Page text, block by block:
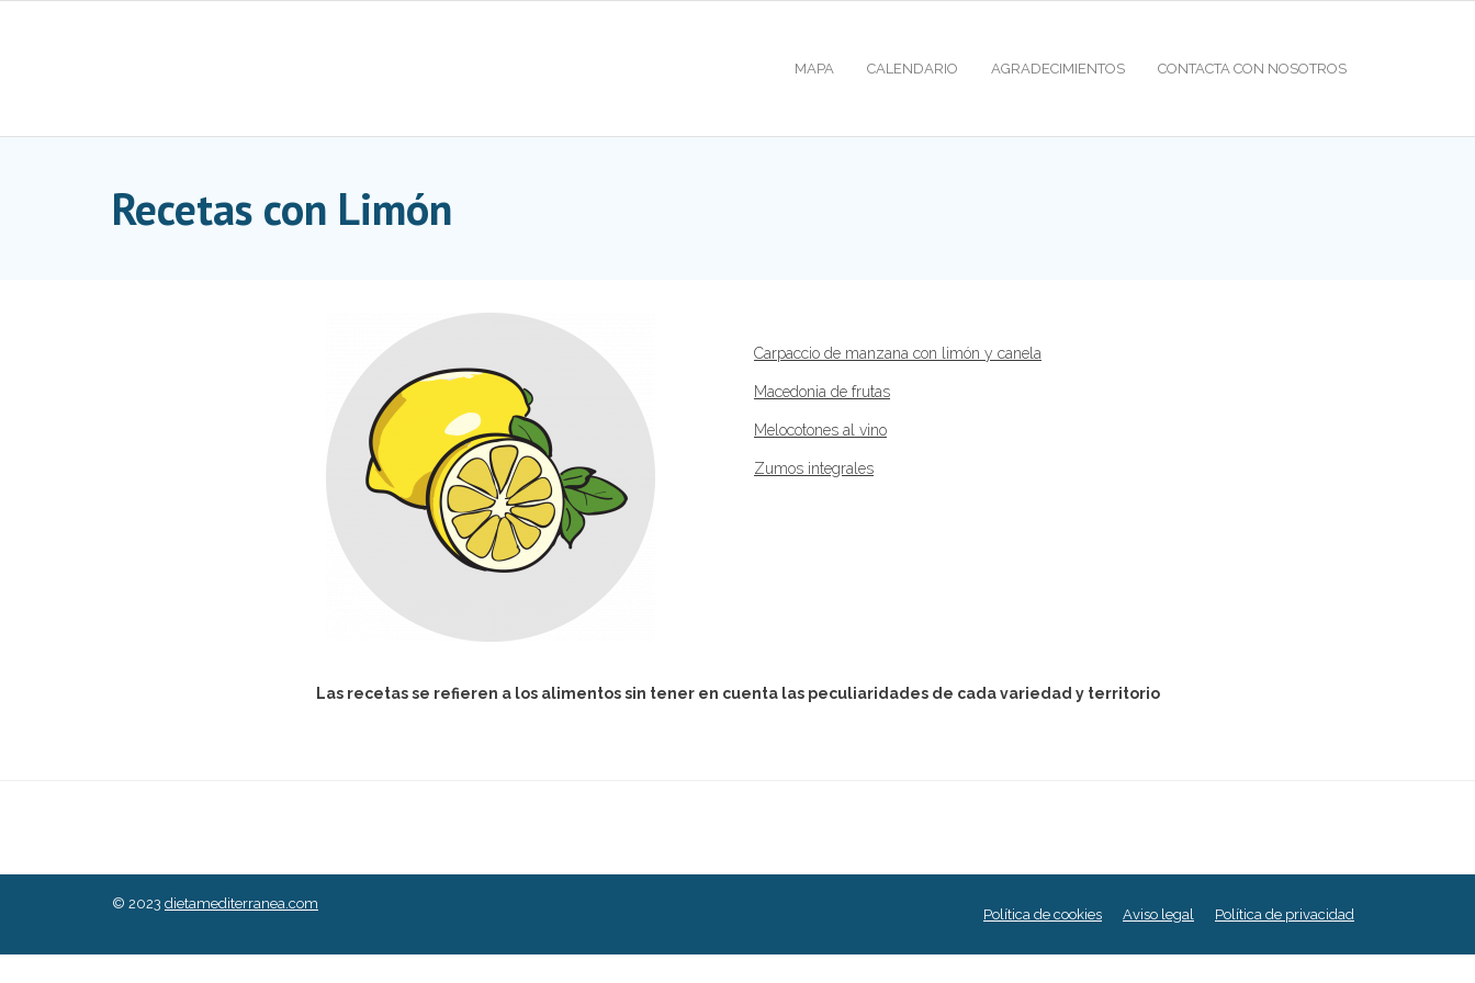
MAPA CALENDARIO AGRADECIMIENTOS CONTACTA CON NOSOTROS
Recetas con Limón
Carpaccio de manzana con limón y canela
Macedonia de frutas
Melocotones al vino
Zumos integrales
Las recetas se refieren a los alimentos sin tener en cuenta las peculiaridades de cada variedad y territorio
© 2023 dietamediterranea.com
Política de cookies Aviso legal Política de privacidad